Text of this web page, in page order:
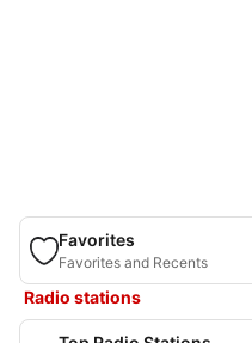
Favorites
Favorites and Recents
Radio stations